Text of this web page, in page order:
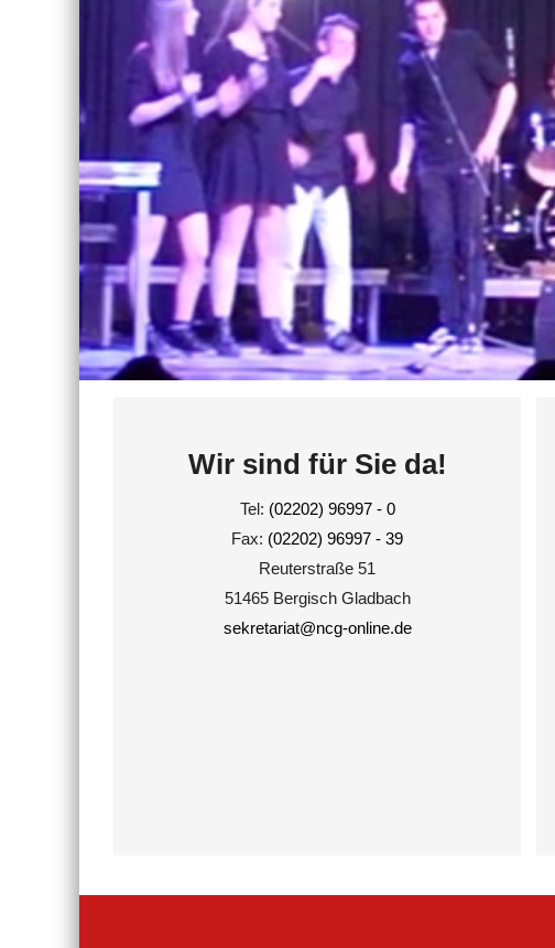
Wir sind für Sie da!
Tel: (02202) 96997 - 0
Fax: (02202) 96997 - 39
Reuterstraße 51
51465 Bergisch Gladbach
sekretariat@ncg-online.de